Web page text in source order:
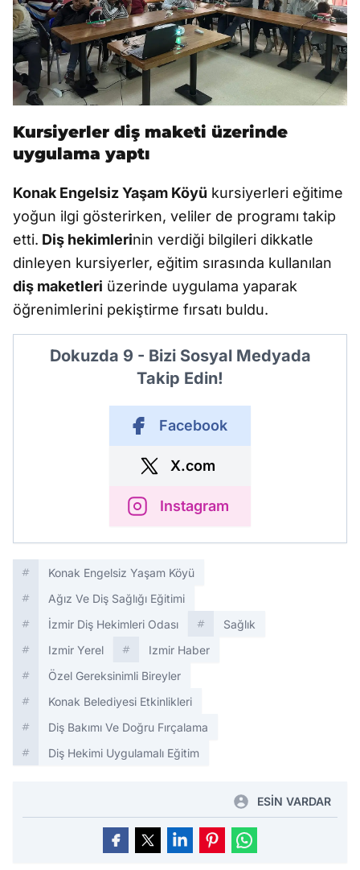
Kursiyerler diş maketi üzerinde
uygulama yaptı
Konak Engelsiz Yaşam Köyü kursiyerleri eğitime
yoğun ilgi gösterirken, veliler de programı takip
etti. Diş hekimlerinin verdiği bilgileri dikkatle
dinleyen kursiyerler, eğitim sırasında kullanılan
diş maketleri üzerinde uygulama yaparak
öğrenimlerini pekiştirme fırsatı buldu.
Dokuzda 9 - Bizi Sosyal Medyada
Takip Edin!
Facebook
X.com
Instagram
Konak Engelsiz Yaşam Köyü
Ağız Ve Diş Sağlığı Eğitimi
İzmir Diş Hekimleri Odası
Sağlık
Izmir Yerel
Izmir Haber
Özel Gereksinimli Bireyler
Konak Belediyesi Etkinlikleri
Diş Bakımı Ve Doğru Fırçalama
Diş Hekimi Uygulamalı Eğitim
ESİN VARDAR